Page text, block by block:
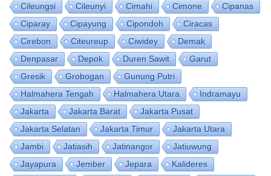
Cileungsi
Cileunyi Cimahi Cimone
Cipanas
Ciparay
Cipayung Cipondoh
Ciracas
Cirebon
Citeureup Ciwidey
Demak
Denpasar
Depok Duren Sawit
Garut
Gresik
Grobogan
Gunung Putri
Halmahera Tengah
Halmahera Utara
Indramayu
Jakarta
Jakarta Barat
Jakarta Pusat
Jakarta Selatan
Jakarta Timur
Jakarta Utara
Jambi
Jatiasih Jatinangor
Jatiuwung
Jayapura
Jember Jepara
Kalideres